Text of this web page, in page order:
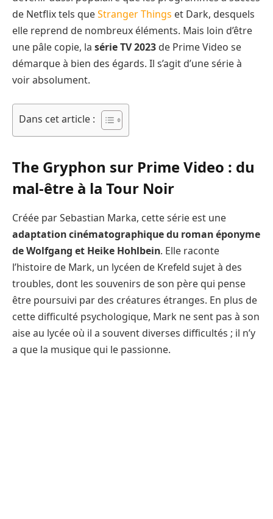
de Netflix tels queStranger Things et Dark, desquels
elle reprend de nombreux éléments. Mais loin d’être
une pâle copie, la série TV 2023 de Prime Video se
démarque à bien des égards. Il s’agit d’une série à
voir absolument.
Dans cet article :
The Gryphon sur Prime Video : du
mal-être à la Tour Noir
Créée par Sebastian Marka, cette série est une
adaptation cinématographique du roman éponyme
de Wolfgang et Heike Hohlbein. Elle raconte
l’histoire de Mark, un lycéen de Krefeld sujet à des
troubles, dont les souvenirs de son père qui pense
être poursuivi par des créatures étranges. En plus de
cette difficulté psychologique, Mark ne sent pas à son
aise au lycée où il a souvent diverses difficultés ; il n’y
a que la musique qui le passionne.